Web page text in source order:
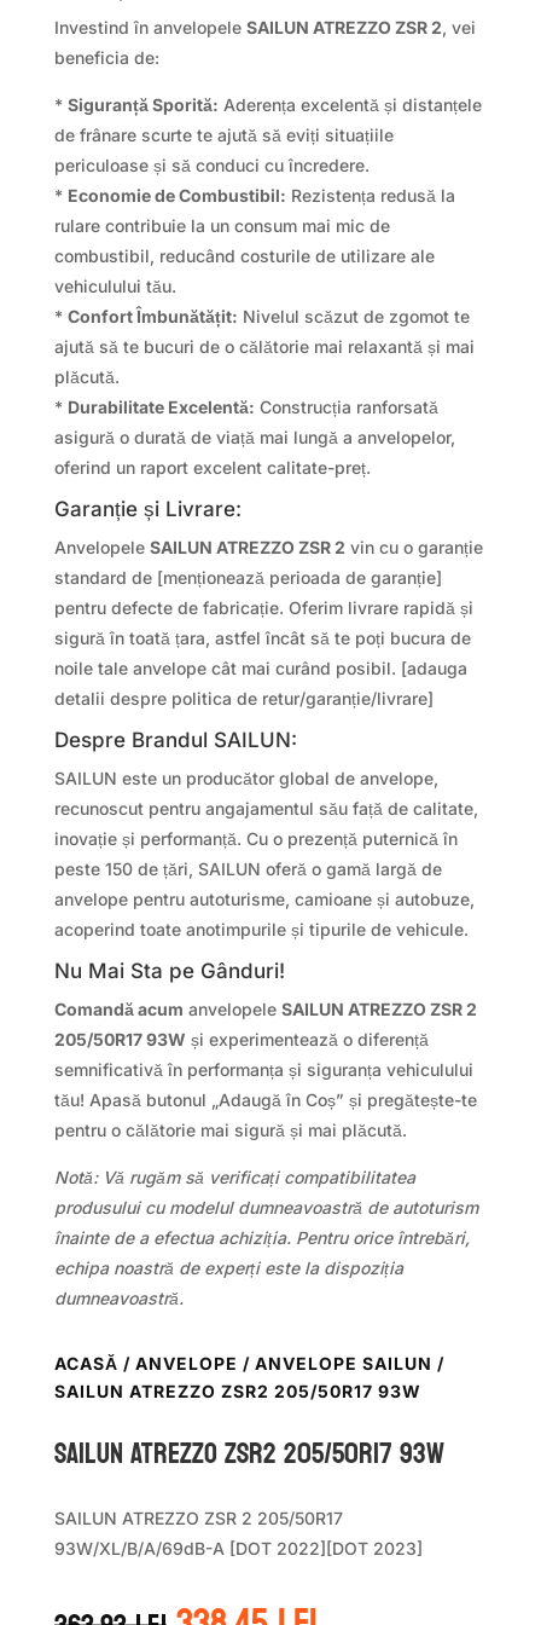
Investind în anvelopele SAILUN ATREZZO ZSR 2, vei
beneficia de:
* Siguranță Sporită: Aderența excelentă și distanțele
de frânare scurte te ajută să eviți situațiile
periculoase și să conduci cu încredere.
* Economie de Combustibil: Rezistența redusă la
rulare contribuie la un consum mai mic de
combustibil, reducând costurile de utilizare ale
vehiculului tău.
* Confort Îmbunătățit: Nivelul scăzut de zgomot te
ajută să te bucuri de o călătorie mai relaxantă și mai
plăcută.
* Durabilitate Excelentă: Construcția ranforsată
asigură o durată de viață mai lungă a anvelopelor,
oferind un raport excelent calitate-preț.
Garanție și Livrare:
Anvelopele SAILUN ATREZZO ZSR 2 vin cu o garanție
standard de [menționează perioada de garanție]
pentru defecte de fabricație. Oferim livrare rapidă și
sigură în toată țara, astfel încât să te poți bucura de
noile tale anvelope cât mai curând posibil. [adauga
detalii despre politica de retur/garanție/livrare]
Despre Brandul SAILUN:
SAILUN este un producător global de anvelope,
recunoscut pentru angajamentul său față de calitate,
inovație și performanță. Cu o prezență puternică în
peste 150 de țări, SAILUN oferă o gamă largă de
anvelope pentru autoturisme, camioane și autobuze,
acoperind toate anotimpurile și tipurile de vehicule.
Nu Mai Sta pe Gânduri!
Comandă acum anvelopele SAILUN ATREZZO ZSR 2
205/50R17 93W și experimentează o diferență
semnificativă în performanța și siguranța vehiculului
tău! Apasă butonul „Adaugă în Coș” și pregătește-te
pentru o călătorie mai sigură și mai plăcută.
Notă: Vă rugăm să verificați compatibilitatea
produsului cu modelul dumneavoastră de autoturism
înainte de a efectua achiziția. Pentru orice întrebări,
echipa noastră de experți este la dispoziția
dumneavoastră.
ACASĂ / ANVELOPE / ANVELOPE SAILUN /
SAILUN ATREZZO ZSR2 205/50R17 93W
Sailun ATREZZO ZSR2 205/50R17 93W
SAILUN ATREZZO ZSR 2 205/50R17
93W/XL/B/A/69dB-A [DOT 2022][DOT 2023]